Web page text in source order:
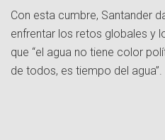
Con esta cumbre, Santander
enfrentar los retos globales y
que “el agua no tiene color
de todos, es tiempo del agua”